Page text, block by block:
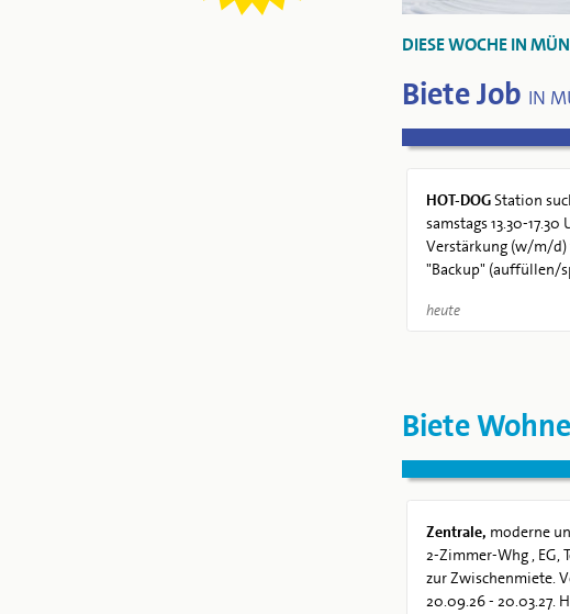
DIESE WOCHE IN
Biete Job IN
HOT-DOGStation
samstags 13.30-17.30
Verstärkung (w/m/
"Backup" (auffüllen/
heute
Biete
Zentrale, moderne
2-Zimmer-Whg , EG,
zur Zwischenmiete.
20.09.26 - 20.03.27.